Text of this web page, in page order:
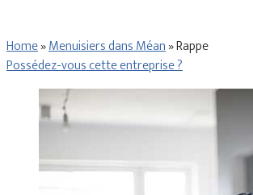
Home»Menuisiers dans Méan»Rappe
Possédez-vous cette entreprise ?